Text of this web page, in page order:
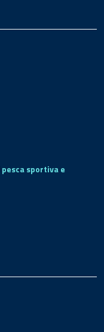
sportiva e